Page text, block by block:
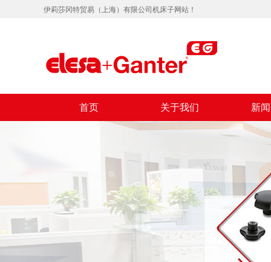
伊莉莎冈特贸易（上海）有限公司机床子网站！
首页 关于我们 新